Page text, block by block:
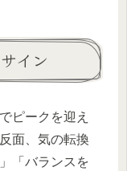
イン
ピークを迎え
面、気の転換
「バランスを